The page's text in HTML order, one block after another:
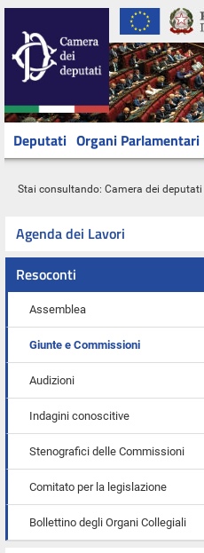
Deputati Organi Parlamentari
Stai consultando: Camera dei deputati
Agenda dei Lavori
Resoconti
Assemblea
Giunte e Commissioni
Audizioni
Indagini conoscitive
Stenografici delle Commissioni
Comitato per la legislazione
Bollettino degli Organi Collegiali